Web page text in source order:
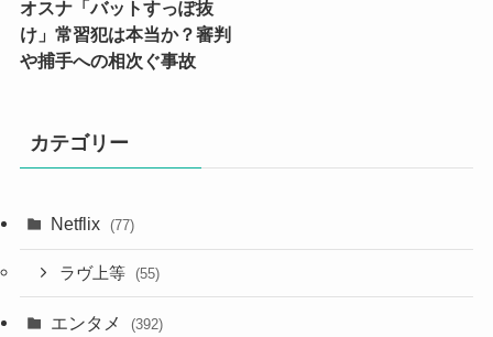
オスナ「バットすっぽ抜
け」常習犯は本当か？審判
や捕手への相次ぐ事故
カテゴリー
Netflix (77)
ラヴ上等 (55)
エンタメ (392)